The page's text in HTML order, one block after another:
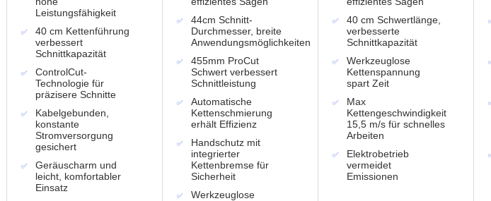
Leistungsfähigkeit
40 cm Kettenführung
verbessert
Schnittkapazität
ControlCut-
Technologie für
präzisere Schnitte
Kabelgebunden,
konstante
Stromversorgung
gesichert
Geräuscharm und
leicht, komfortabler
Einsatz
44cm Schnitt-
Durchmesser, breite
Anwendungsmöglichkeiten
455mm ProCut
Schwert verbessert
Schnittleistung
Automatische
Kettenschmierung
erhält Effizienz
Handschutz mit
integrierter
Kettenbremse für
Sicherheit
Werkzeuglose
40 cm Schwertlänge,
verbesserte
Schnittkapazität
Werkzeuglose
Kettenspannung
spart Zeit
Max
Kettengeschwindigkeit
15,5 m/s für schnelles
Arbeiten
Elektrobetrieb
vermeidet
Emissionen